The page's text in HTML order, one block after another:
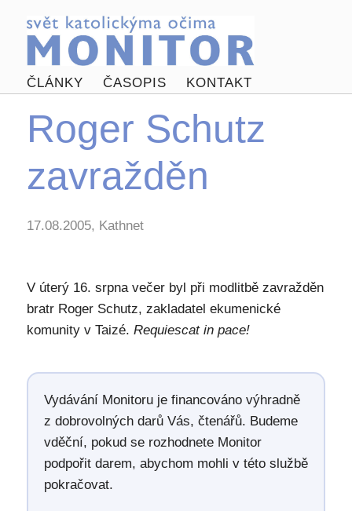
ČLÁNKY ČASOPIS KONTAKT
Roger Schutz
zavražděn
17.08.2005, Kathnet
V úterý 16. srpna večer byl při modlitbě zavražděn
bratr Roger Schutz, zakladatel ekumenické
komunity v Taizé. Requiescat in pace!
Vydávání Monitoru je financováno výhradně
z dobrovolných darů Vás, čtenářů. Budeme
vděční, pokud se rozhodnete Monitor
podpořit darem, abychom mohli v této službě
pokračovat.